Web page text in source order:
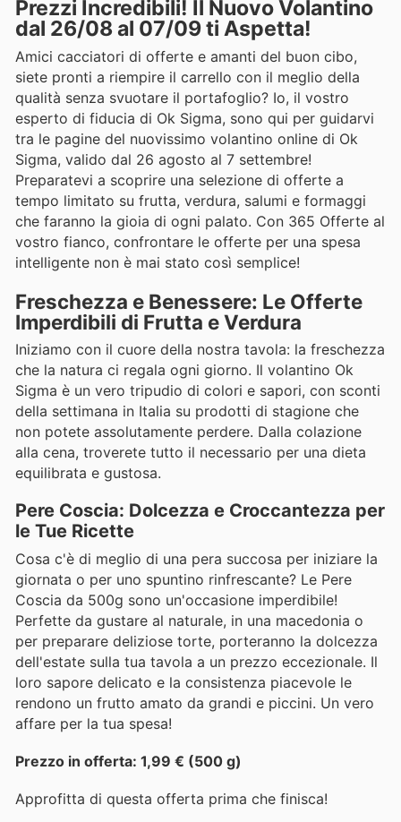
Prezzi Incredibili! Il Nuovo Volantino
dal 26/08 al 07/09 ti Aspetta!
Amici cacciatori di offerte e amanti del buon cibo,
siete pronti a riempire il carrello con il meglio della
qualità senza svuotare il portafoglio? Io, il vostro
esperto di fiducia di Ok Sigma, sono qui per guidarvi
tra le pagine del nuovissimo volantino online di Ok
Sigma, valido dal 26 agosto al 7 settembre!
Preparatevi a scoprire una selezione di offerte a
tempo limitato su frutta, verdura, salumi e formaggi
che faranno la gioia di ogni palato. Con 365 Offerte al
vostro fianco, confrontare le offerte per una spesa
intelligente non è mai stato così semplice!
Freschezza e Benessere: Le Offerte
Imperdibili di Frutta e Verdura
Iniziamo con il cuore della nostra tavola: la freschezza
che la natura ci regala ogni giorno. Il volantino Ok
Sigma è un vero tripudio di colori e sapori, con sconti
della settimana in Italia su prodotti di stagione che
non potete assolutamente perdere. Dalla colazione
alla cena, troverete tutto il necessario per una dieta
equilibrata e gustosa.
Pere Coscia: Dolcezza e Croccantezza per
le Tue Ricette
Cosa c'è di meglio di una pera succosa per iniziare la
giornata o per uno spuntino rinfrescante? Le Pere
Coscia da 500g sono un'occasione imperdibile!
Perfette da gustare al naturale, in una macedonia o
per preparare deliziose torte, porteranno la dolcezza
dell'estate sulla tua tavola a un prezzo eccezionale. Il
loro sapore delicato e la consistenza piacevole le
rendono un frutto amato da grandi e piccini. Un vero
affare per la tua spesa!
Prezzo in offerta: 1,99 € (500 g)
Approfitta di questa offerta prima che finisca!